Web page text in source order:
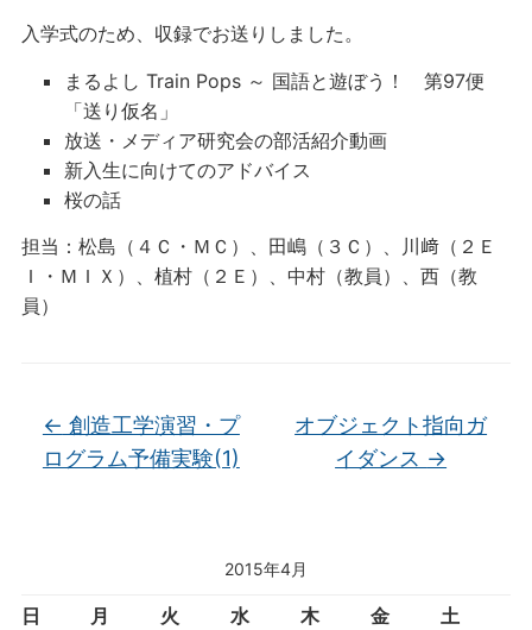
2015年4月
日 月 火 水 木 金
土
入学式のため、収録でお送りしました。
まるよし Train Pops ～ 国語と遊ぼう！ 第97便
「送り仮名」
放送・メディア研究会の部活紹介動画
新入生に向けてのアドバイス
桜の話
担当：松島（４Ｃ・ＭＣ）、田嶋（３Ｃ）、川﨑（２Ｅ
Ｉ・ＭＩＸ）、植村（２Ｅ）、中村（教員）、西（教
員）
← 創造工学演習・プ
ログラム予備実験(1)
オブジェクト指向ガ
イダンス →